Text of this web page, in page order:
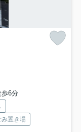
歩6分
み置き場